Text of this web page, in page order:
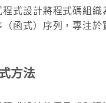
程式設計將程式碼組織
（函式）序列，專注於
方法